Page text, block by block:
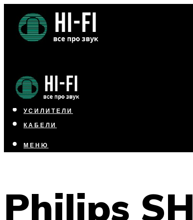
НАУШНИКИ
АКУСТИКА
УСИЛИТЕЛИ
КАБЕЛИ
МЕНЮ
Philips